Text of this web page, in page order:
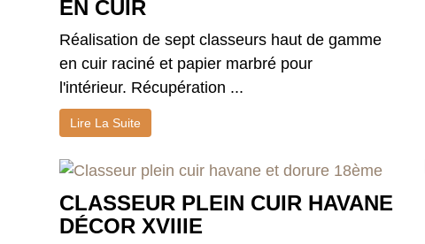
EN CUIR
Réalisation de sept classeurs haut de gamme
en cuir raciné et papier marbré pour
l'intérieur. Récupération ...
Lire La Suite
CLASSEUR PLEIN CUIR HAVANE
DÉCOR XVIIIE